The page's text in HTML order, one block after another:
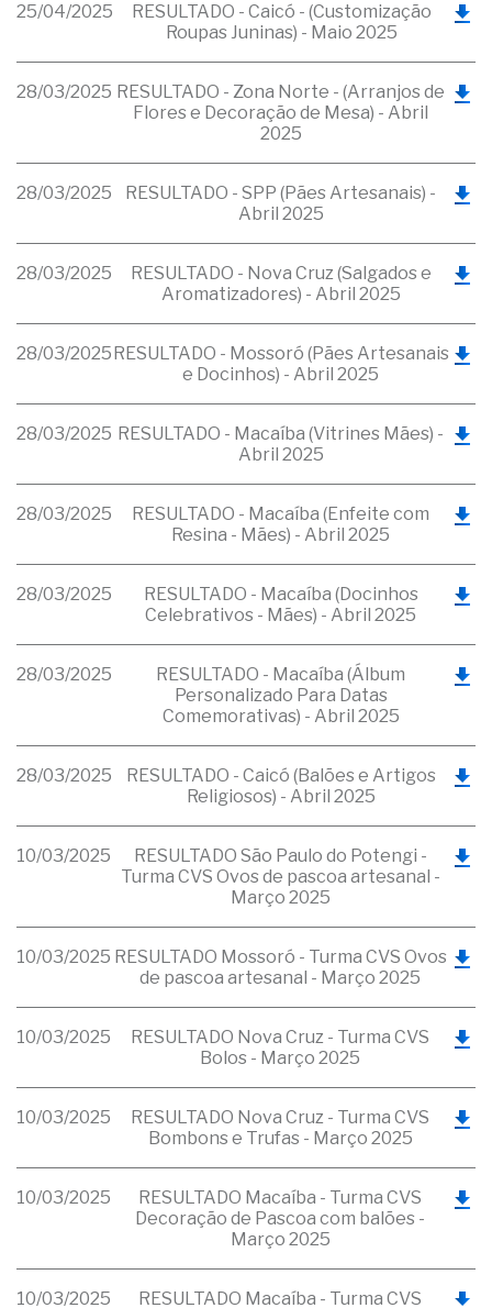
25/04/2025
RESULTADO - Caicó - (Customização
Roupas Juninas) - Maio 2025
28/03/2025 RESULTADO - Zona Norte - (Arranjos de
Flores e Decoração de Mesa) - Abril
2025
28/03/2025
RESULTADO - SPP (Pães Artesanais) -
Abril 2025
28/03/2025
RESULTADO - Nova Cruz (Salgados e
Aromatizadores) - Abril 2025
28/03/2025RESULTADO - Mossoró (Pães Artesanais
e Docinhos) - Abril 2025
28/03/2025 RESULTADO - Macaíba (Vitrines Mães) -
Abril 2025
28/03/2025
RESULTADO - Macaíba (Enfeite com
Resina - Mães) - Abril 2025
28/03/2025
RESULTADO - Macaíba (Docinhos
Celebrativos - Mães) - Abril 2025
28/03/2025
RESULTADO - Macaíba (Álbum
Personalizado Para Datas
Comemorativas) - Abril 2025
28/03/2025
RESULTADO - Caicó (Balões e Artigos
Religiosos) - Abril 2025
10/03/2025
RESULTADO São Paulo do Potengi -
Turma CVS Ovos de pascoa artesanal -
Março 2025
10/03/2025 RESULTADO Mossoró - Turma CVS Ovos
de pascoa artesanal - Março 2025
10/03/2025
RESULTADO Nova Cruz - Turma CVS
Bolos - Março 2025
10/03/2025
RESULTADO Nova Cruz - Turma CVS
Bombons e Trufas - Março 2025
10/03/2025
RESULTADO Macaíba - Turma CVS
Decoração de Pascoa com balões -
Março 2025
10/03/2025 RESULTADO Macaíba - Turma CVS